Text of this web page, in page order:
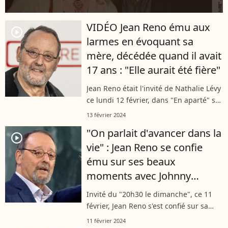
player2
VIDÉO Jean Reno ému aux
larmes en évoquant sa
mère, décédée quand il avait
17 ans : "Elle aurait été fière"
Jean Reno était l'invité de Nathalie Lévy
ce lundi 12 février, dans "En aparté" sur
Canal+. L'acteur a été touché en
cancer lorsqu'il n'était encore...
13 février 2024
player2
"On parlait d'avancer dans la
vie" : Jean Reno se confie
ému sur ses beaux
moments avec Johnny
Hallyday
Invité du "20h30 le dimanche", ce 11
février, Jean Reno s'est confié sur sa
carrière mais pas que ! L'acteur à
11 février 2024